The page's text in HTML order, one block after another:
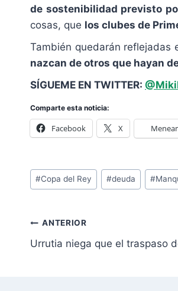
de sostenibilidad previsto
cosas, que los clubes de
También quedarán reflejadas
nazcan de otros que hayan
SÍGUEME EN TWITTER:
Comparte esta noticia:
Facebook X
Etiquetas
de
entrada:
#Copa del Rey #deuda #
Navegación
de
ANTERIOR
Urrutia niega que el traspaso